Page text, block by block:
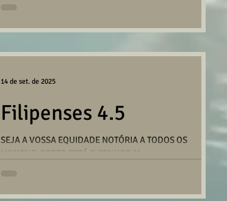
Filipenses 4.5
SEJA A VOSSA EQUIDADE NOTÓRIA A TODOS OS
HOMENS. PERTO ESTÁ O SENHOR Mensagem
14 de set. de 2025